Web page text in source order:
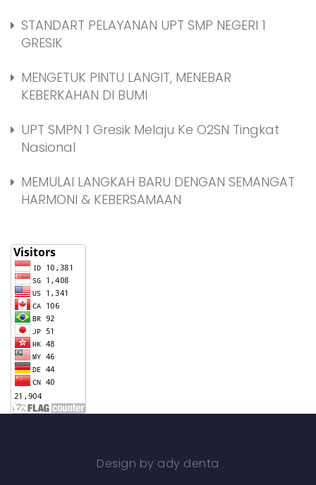
STANDART PELAYANAN UPT SMP NEGERI 1
GRESIK
MENGETUK PINTU LANGIT, MENEBAR
KEBERKAHAN DI BUMI
UPT SMPN 1 Gresik Melaju Ke O2SN Tingkat
Nasional
MEMULAI LANGKAH BARU DENGAN SEMANGAT
HARMONI & KEBERSAMAAN
Design by ady denta